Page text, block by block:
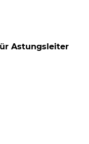
Astungsleiter